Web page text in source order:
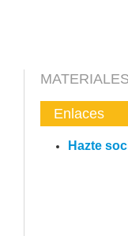
Enlaces
Hazte